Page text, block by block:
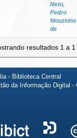
Neto,
Pedro
Mouzinho
de
resultados 1 a 1
- Biblioteca Central
da Informação Digital -